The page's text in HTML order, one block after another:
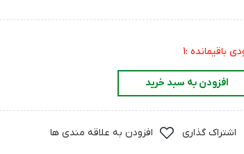
باقیمانده :1
افزودن به سبد خرید
اشتراک گذاری افزودن به علاقه مندی ها